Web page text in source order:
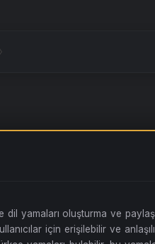
dil yamaları oluşturma ve
için erişilebilir ve